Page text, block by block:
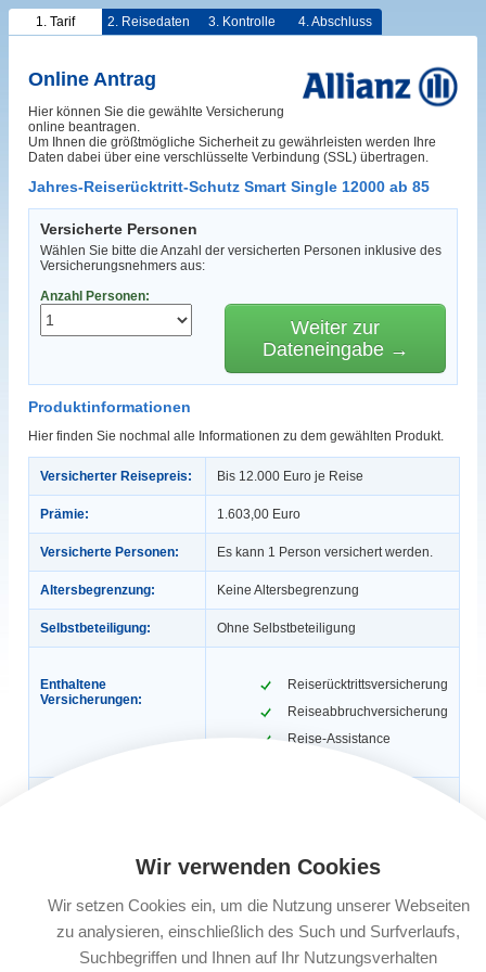
1. Tarif 2. Reisedaten 3. Kontrolle 4. Abschluss
Online Antrag
Hier können Sie die gewählte Versicherung
online beantragen.
Um Ihnen die größtmögliche Sicherheit zu gewährleisten werden Ihre
Daten dabei über eine verschlüsselte Verbindung (SSL) übertragen.
Jahres-Reiserücktritt-Schutz Smart Single 12000 ab 85
Versicherte Personen
Wählen Sie bitte die Anzahl der versicherten Personen inklusive des
Versicherungsnehmers aus:
Anzahl Personen:
Weiter zur
Dateneingabe →
Produktinformationen
Hier finden Sie nochmal alle Informationen zu dem gewählten Produkt.
Versicherter Reisepreis: Bis 12.000 Euro je Reise
Prämie: 1.603,00 Euro
Versicherte Personen: Es kann 1 Person versichert werden.
Altersbegrenzung: Keine Altersbegrenzung
Selbstbeteiligung: Ohne Selbstbeteiligung
Enthaltene
Versicherungen:
Reiserücktrittsversicherung
Reiseabbruchversicherung
Reise-Assistance
Buchungsfrist:
Nach Reisebuchung bis 30 Tage vor
Reiseantritt, ab dem 29. Tag vor
Reiseantritt 3 Werktage nach
Wir verwenden Cookies
Wir setzen Cookies ein, um die Nutzung unserer Webseiten
zu analysieren, einschließlich des Such und Surfverlaufs,
Suchbegriffen und Ihnen auf Ihr Nutzungsverhalten